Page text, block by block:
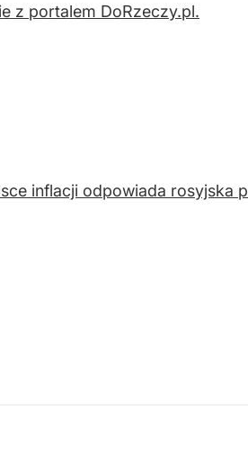
z portalem DoRzeczy.pl.
inflacji odpowiada rosyjska